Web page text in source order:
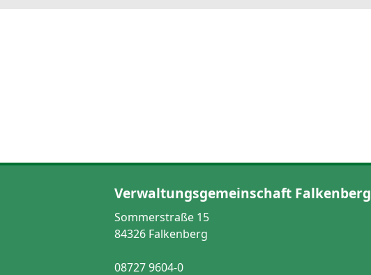
Verwaltungsgemeinschaft Falkenberg
Sommerstraße 15
84326 Falkenberg
08727 9604-0